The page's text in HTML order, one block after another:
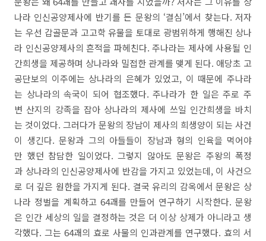
나라 인신공양제사에 반기를 든 문왕의 ‘결심’에서 찾는다. 저자
는 우선 갑골문과 고고학 유물을 토대로 광범위하게 행해진 상나
라 인신공양제사의 흔적을 파헤친다. 주나라는 제사에 사용될 인
간희생을 제공하며 상나라와 밀접한 관계를 맺게 된다. 애당초 고
공단보의 이주에는 상나라의 은혜가 있었고, 이 때문에 주나라
는 상나라의 속국이 되어 협조했다. 주나라가 한 일은 주로 주
변 산지의 강족을 잡아 상나라의 제사에 쓰일 인간희생을 바치
는 것이었다. 그러다가 문왕의 장남이 제사의 희생양이 되는 사건
이 생긴다. 문왕과 그의 아들들이 장남과 형의 인육을 먹어야
만 했던 참담한 일이었다. 그렇지 않아도 문왕은 주왕의 폭정
과 상나라의 인신공양제사에 반감을 가지고 있었는데, 이 사건으
로 더 깊은 원한을 가지게 된다. 결국 유리의 감옥에서 문왕은 상
나라 정벌을 계획하고 64괘를 만들어 연구하기 시작한다. 문왕
은 인간 세상의 일을 결정하는 것은 더 이상 상제가 아니라고 생
각했다. 그는 64괘의 효로 사물의 인과관계를 연구했다. 효의 서